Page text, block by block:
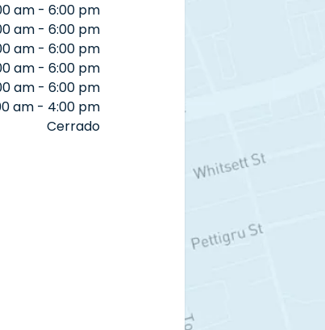
am - 6:00 pm
am - 6:00 pm
am - 6:00 pm
am - 6:00 pm
am - 6:00 pm
am - 4:00 pm
Cerrado